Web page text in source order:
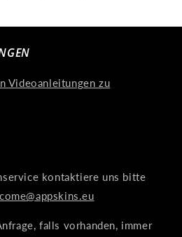
Videoanleitungen zu
kontaktiere uns bitte
falls vorhanden, immer